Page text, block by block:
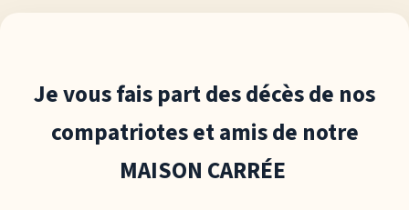
Je vous fais part des décès de nos
compatriotes et amis de notre
MAISON CARRÉE